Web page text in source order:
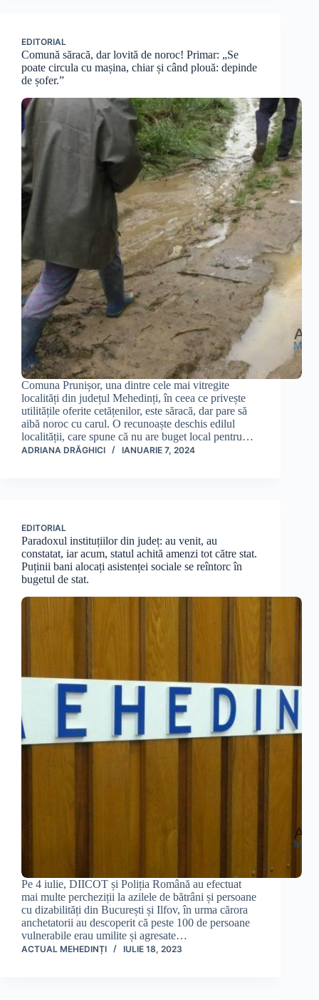
EDITORIAL
Comună săracă, dar lovită de noroc! Primar: „Se
poate circula cu mașina, chiar și când plouă: depinde
de șofer.”
Comuna Prunișor, una dintre cele mai vitregite
localități din județul Mehedinți, în ceea ce privește
utilitățile oferite cetățenilor, este săracă, dar pare să
aibă noroc cu carul. O recunoaște deschis edilul
localității, care spune că nu are buget local pentru…
ADRIANA DRĂGHICI IANUARIE 7, 2024
EDITORIAL
Paradoxul instituțiilor din județ: au venit, au
constatat, iar acum, statul achită amenzi tot către stat.
Puținii bani alocați asistenței sociale se reîntorc în
bugetul de stat.
Pe 4 iulie, DIICOT și Poliția Română au efectuat
mai multe percheziții la azilele de bătrâni și persoane
cu dizabilități din București și Ilfov, în urma cărora
anchetatorii au descoperit că peste 100 de persoane
vulnerabile erau umilite și agresate…
ACTUAL MEHEDINȚI IULIE 18, 2023